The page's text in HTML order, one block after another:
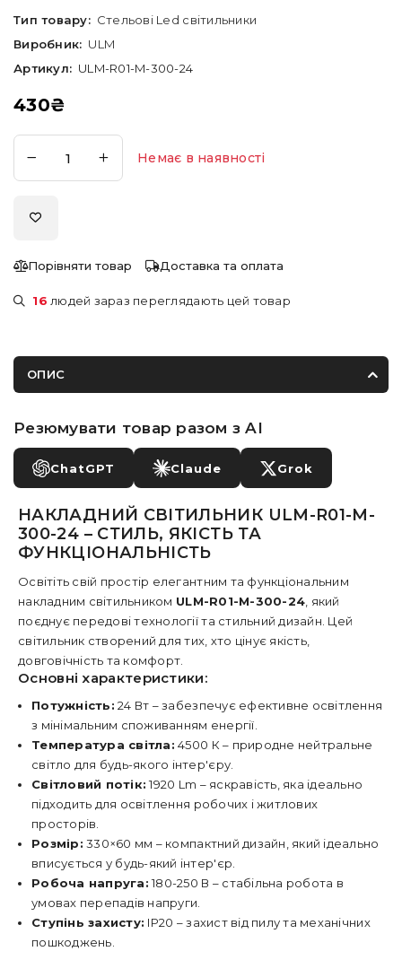
Тип товару: Стельові Led світильники
Виробник: ULM
Артикул: ULM-R01-M-300-24
430₴
Немає в наявності
Порівняти товар Доставка та оплата
16 людей зараз переглядають цей товар
ОПИС
Резюмувати товар разом з AI
ChatGPT Claude Grok
НАКЛАДНИЙ СВІТИЛЬНИК ULM-R01-M-
300-24 – СТИЛЬ, ЯКІСТЬ ТА
ФУНКЦІОНАЛЬНІСТЬ
Освітіть свій простір елегантним та функціональним
накладним світильником ULM-R01-M-300-24 , який
поєднує передові технології та стильний дизайн. Цей
світильник створений для тих, хто цінує якість,
довговічність та комфорт.
Основні характеристики:
Потужність: 24 Вт – забезпечує ефективне освітлення
з мінімальним споживанням енергії.
Температура світла: 4500 К – природне нейтральне
світло для будь-якого інтер'єру.
Світловий потік: 1920 Lm – яскравість, яка ідеально
підходить для освітлення робочих і житлових
просторів.
Розмір: 330×60 мм – компактний дизайн, який ідеально
вписується у будь-який інтер'єр.
Робоча напруга: 180-250 В – стабільна робота в
умовах перепадів напруги.
Ступінь захисту: IP20 – захист від пилу та механічних
пошкоджень.